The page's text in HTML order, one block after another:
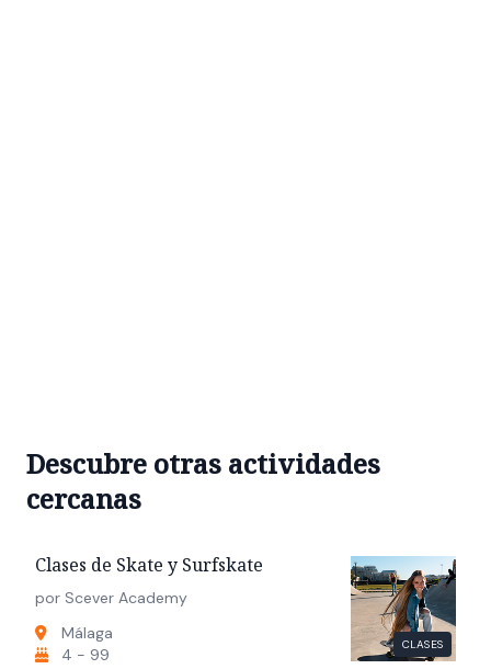
Descubre otras actividades
cercanas
CLASES
Clases de Skate y Surfskate
por Scever Academy
Málaga
4 - 99